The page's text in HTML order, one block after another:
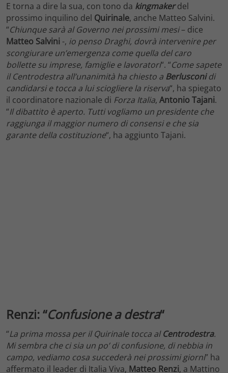
E torna a dire la sua, con tono da kingmaker del
prossimo inquilino del Quirinale, anche Matteo Salvini.
“Chiunque sarà al Governo nei prossimi mesi– dice
Matteo Salvini-, io penso Draghi, dovrà intervenire per
scongiurare un’emergenza come quella del caro
bollette su imprese, famiglie e lavoratori“. “Come sapete
il Centrodestra all’unanimità ha chiesto a Berlusconidi
candidarsi e tocca a lui sciogliere la riserva“, ha spiegato
il coordinatore nazionale di Forza Italia, Antonio Tajani.
“Il dibattito è aperto. Tutti vogliamo un presidente che
raggiunga il maggior numero di consensi e che sia
garante della costituzione“, ha aggiunto Tajani.
Renzi: “Confusione a destra“
“La prima mossa per il Quirinale tocca alCentrodestra.
Mi sembra che ci sia un po’ di confusione, di nebbia in
campo, vediamo cosa succederà nei prossimi giorni” ha
affermato il leader di Italia Viva, Matteo Renzi, a Mattino